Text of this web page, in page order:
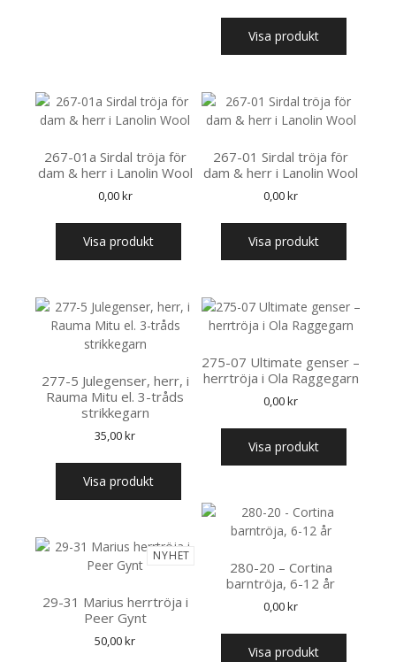
Visa produkt
267-01 Sirdal tröja för
dam & herr i Lanolin Wool
0,00kr
Visa produkt
267-01a Sirdal tröja för
dam & herr i Lanolin Wool
0,00kr
Visa produkt
275-07 Ultimate genser –
herrtröja i Ola Raggegarn
0,00kr
Visa produkt
277-5 Julegenser, herr, i
Rauma Mitu el. 3-tråds
strikkegarn
35,00kr
Visa produkt
280-20 – Cortina
barntröja, 6-12 år
0,00kr
Visa produkt
NYHET
29-31 Marius herrtröja i
Peer Gynt
50,00kr